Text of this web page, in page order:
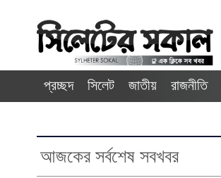
প্রচ্ছদ সিলেট জাতীয় রাজনীতি
আজকের সর্বশেষ সবখবর